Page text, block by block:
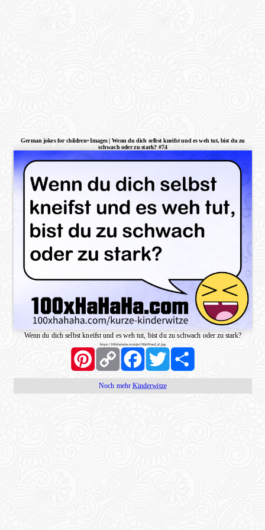
German jokes for children+Images | Wenn du dich selbst kneifst und es weh tut, bist du zu
schwach oder zu stark? #74
Wenn du dich selbst kneifst und es weh tut, bist du zu schwach oder zu stark?
https://100xhahaha.com/pic!06e39aad_sf.jpg
PinterestCopy
Link
FacebookTwitter Share
Noch mehr Kinderwitze